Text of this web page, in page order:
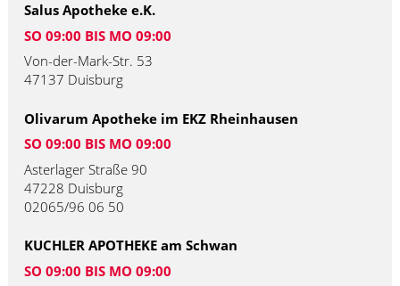
Salus Apotheke e.K.
SO 09:00 BIS MO 09:00
Von-der-Mark-Str. 53
47137 Duisburg
Olivarum Apotheke im EKZ Rheinhausen
SO 09:00 BIS MO 09:00
Asterlager Straße 90
47228 Duisburg
02065/96 06 50
KUCHLER APOTHEKE am Schwan
SO 09:00 BIS MO 09:00